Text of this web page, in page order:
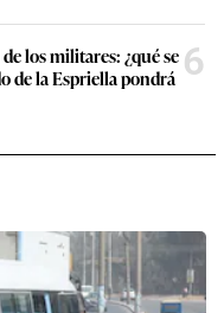
los militares: ¿qué se
de la Espriella pondrá 6